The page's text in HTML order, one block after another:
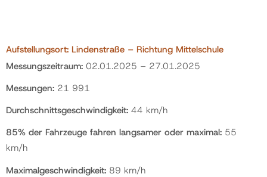
Aufstellungsort: Lindenstraße – Richtung Mittelschule
Messungszeitraum: 02.01.2025 – 27.01.2025
Messungen: 21 991
Durchschnittsgeschwindigkeit: 44 km/h
85% der Fahrzeuge fahren langsamer oder maximal: 55
km/h
Maximalgeschwindigkeit: 89 km/h